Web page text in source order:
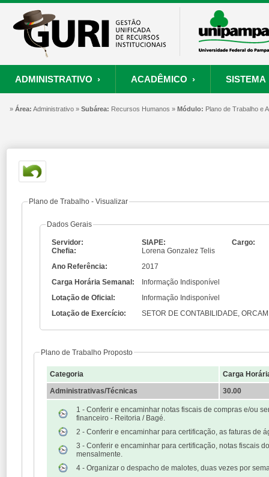
ADMINISTRATIVO ›
ORÇAMENTO E FINANÇAS RECURSOS HUMANOS PROCESSOS
Convênios
Consultar Convênios
ACADÊMICO ›
PROCESSO SELETIVO PROJETOS
Processo Seletivo
Nova Inscrição
Portal do Candidato
Autenticar Documento
SISTEMA
SISTEMA
Painel de Suporte
Resgatar Senha
» Área: Administrativo » Subárea: Recursos Humanos » Módulo: Plano de Trabalho e
Plano de Trabalho - Visualizar
Dados Gerais
Servidor: SIAPE:
Cargo:
Chefia:
Lorena Gonzalez Telis
Ano Referência:
2017
Carga Horária Semanal:
Informação Indisponível
Lotação de Oficial:
Informação Indisponível
Lotação de Exercício:
SETOR DE CONTABILIDADE,
Plano de Trabalho Proposto
Categoria
Carga
Administrativas/Técnicas
30.00
1 - Conferir e encaminhar notas fiscais de compras e/ou serviços e outros documentos para certificação e pagamento, via malote, para o setor
financeiro - Reitoria / Bagé.
2 - Conferir e encaminhar para certificação, as faturas de
3 - Conferir e encaminhar para certificação, notas fiscais
mensalmente.
4 - Organizar o despacho de malotes, duas vezes por